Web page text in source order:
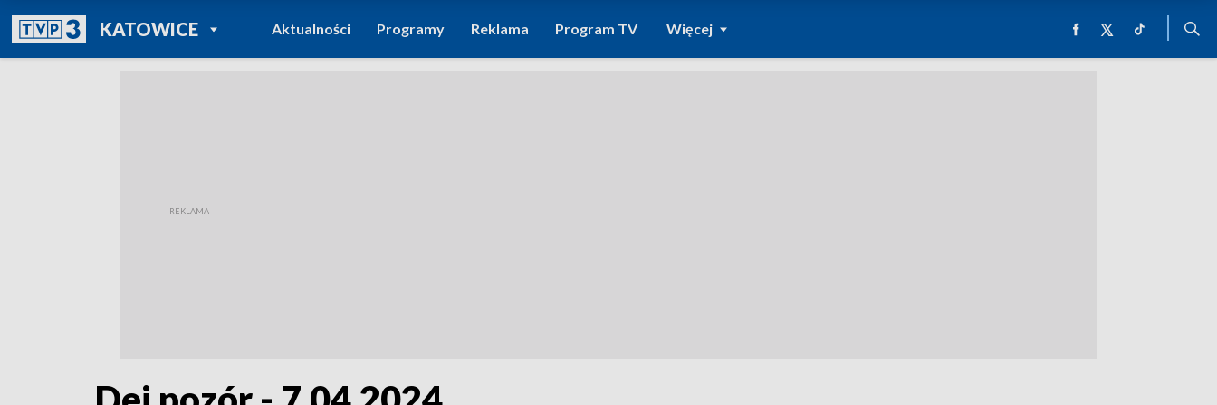
KATOWICEPOWRÓT DO
TVP REGIONY
Aktualności Programy Reklama Program TV Więcej